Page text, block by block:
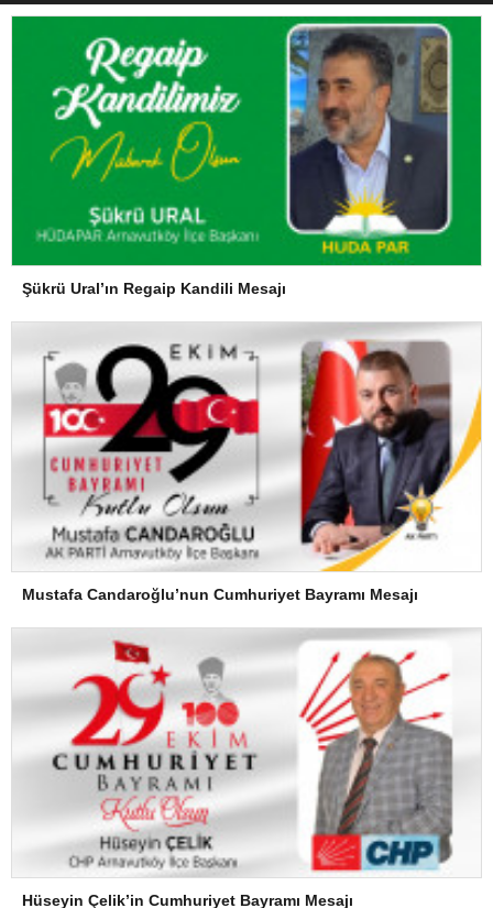
Şükrü Ural’ın Regaip Kandili Mesajı
Mustafa Candaroğlu’nun Cumhuriyet Bayramı Mesajı
Hüseyin Çelik’in Cumhuriyet Bayramı Mesajı